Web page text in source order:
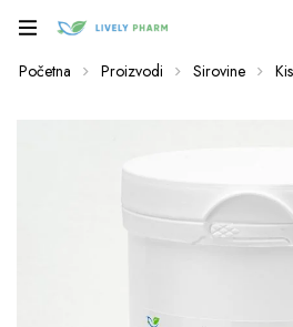
Početna Proizvodi Sirovine